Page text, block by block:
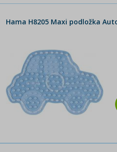
Hama H8205 Maxi podložka